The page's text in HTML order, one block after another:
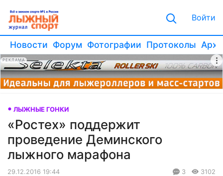
Войти
Новости Форум Фотографии Протоколы
РЕКЛАМА
ЛЫЖНЫЕ ГОНКИ
«Ростех» поддержит
проведение Деминского
лыжного марафона
29.12.2016 19:44 3 3102